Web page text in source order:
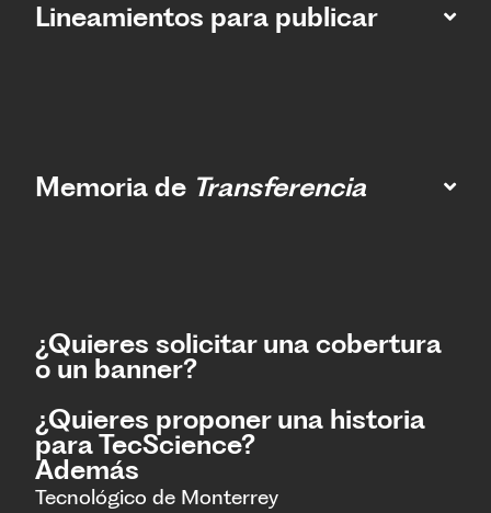
Lineamientos para publicar
Memoria de Transferencia
¿Quieres solicitar una cobertura
o un banner?
¿Quieres proponer una historia
para TecScience?
Además
Tecnológico de Monterrey